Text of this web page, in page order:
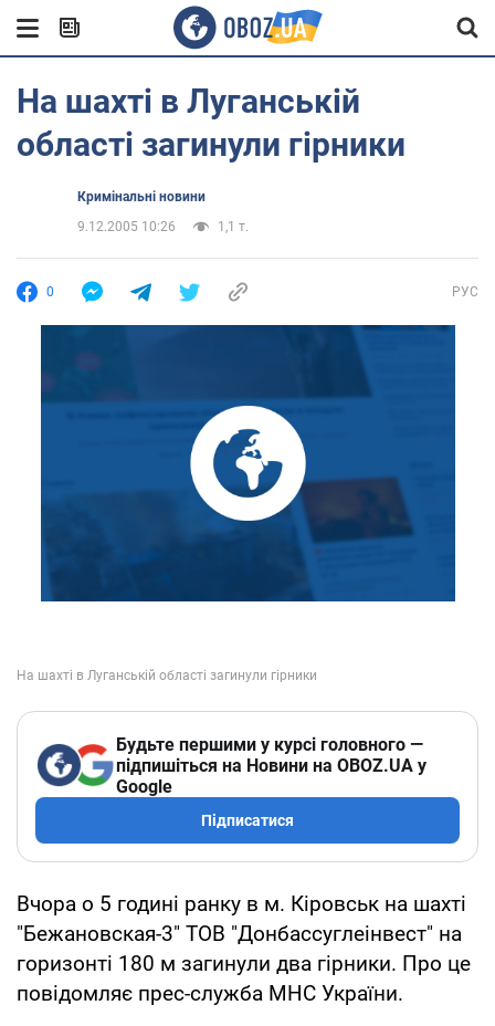
На шахті в Луганській
області загинули гірники
Кримінальні новини
9.12.2005 10:26
1,1 т.
0 РУС
Будьте першими у курсі головного —
підпишіться на Новини на OBOZ.UA у
Google
Підписатися
Вчора о 5 годині ранку в м. Кіровськ на шахті
"Бежановская-3" ТОВ "Донбассуглеінвест" на
горизонті 180 м загинули два гірники. Про це
повідомляє прес-служба МНС України.